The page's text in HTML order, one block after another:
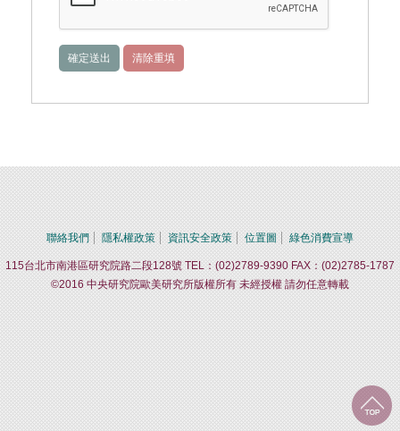
聯絡我們 隱私權政策 資訊安全政策 位置圖 綠色消費宣導
115台北市南港區研究院路二段128號 TEL：(02)2789-9390 FAX：(02)2785-1787
©2016 中央研究院歐美研究所版權所有 未經授權 請勿任意轉載